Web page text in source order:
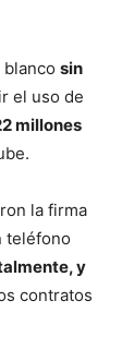
sin
el uso de
millones
la firma
teléfono
y
contratos